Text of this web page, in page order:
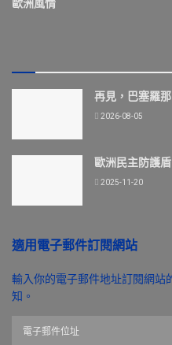
歐洲風情
再見，巴塞羅那
2026-08-05
歐洲民主防護
2025-11-20
適用電子郵件訂閱網站
輸入你的電子郵件地址訂閱網站
知。